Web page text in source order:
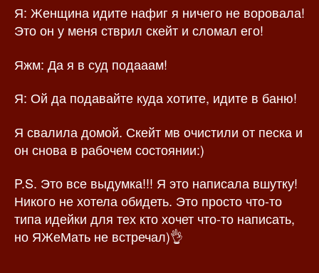
Я: Женщина идите нафиг я ничего не воровала!
Это он у меня стврил скейт и сломал его!
Яжм: Да я в суд подааам!
Я: Ой да подавайте куда хотите, идите в баню!
Я свалила домой. Скейт мв очистили от песка и
он снова в рабочем состоянии:)
P.S. Это все выдумка!!! Я это написала вшутку!
Никого не хотела обидеть. Это просто что-то
типа идейки для тех кто хочет что-то написать,
но ЯЖеМать не встречал)👌